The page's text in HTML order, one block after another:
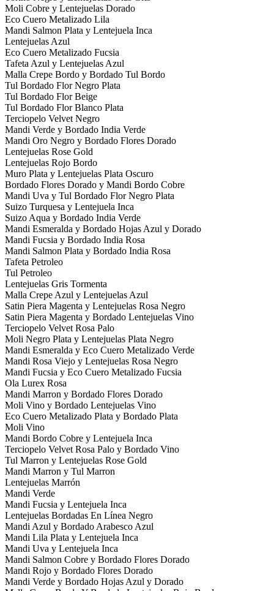
Moli Cobre y Lentejuelas Dorado
Eco Cuero Metalizado Lila
Mandi Salmon Plata y Lentejuela Inca
Lentejuelas Azul
Eco Cuero Metalizado Fucsia
Tafeta Azul y Lentejuelas Azul
Malla Crepe Bordo y Bordado Tul Bordo
Tul Bordado Flor Negro Plata
Tul Bordado Flor Beige
Tul Bordado Flor Blanco Plata
Terciopelo Velvet Negro
Mandi Verde y Bordado India Verde
Mandi Oro Negro y Bordado Flores Dorado
Lentejuelas Rose Gold
Lentejuelas Rojo Bordo
Muro Plata y Lentejuelas Plata Oscuro
Bordado Flores Dorado y Mandi Bordo Cobre
Mandi Uva y Tul Bordado Flor Negro Plata
Suizo Turquesa y Lentejuela Inca
Suizo Aqua y Bordado India Verde
Mandi Esmeralda y Bordado Hojas Azul y Dorado
Mandi Fucsia y Bordado India Rosa
Mandi Salmon Plata y Bordado India Rosa
Tafeta Petroleo
Tul Petroleo
Lentejuelas Gris Tormenta
Malla Crepe Azul y Lentejuelas Azul
Satin Piera Magenta y Lentejuelas Rosa Negro
Satin Piera Magenta y Bordado Lentejuelas Vino
Terciopelo Velvet Rosa Palo
Moli Negro Plata y Lentejuelas Plata Negro
Mandi Esmeralda y Eco Cuero Metalizado Verde
Mandi Rosa Viejo y Lentejuelas Rosa Negro
Mandi Fucsia y Eco Cuero Metalizado Fucsia
Ola Lurex Rosa
Mandi Marron y Bordado Flores Dorado
Moli Vino y Bordado Lentejuelas Vino
Eco Cuero Metalizado Plata y Bordado Plata
Moli Vino
Mandi Bordo Cobre y Lentejuela Inca
Terciopelo Velvet Rosa Palo y Bordado Vino
Tul Marron y Lentejuelas Rose Gold
Mandi Marron y Tul Marron
Lentejuelas Marrón
Mandi Verde
Mandi Fucsia y Lentejuela Inca
Lentejuelas Bordadas En Línea Negro
Mandi Azul y Bordado Arabesco Azul
Mandi Lila Plata y Lentejuela Inca
Mandi Uva y Lentejuela Inca
Mandi Salmon Cobre y Bordado Flores Dorado
Mandi Rojo y Bordado Flores Dorado
Mandi Verde y Bordado Hojas Azul y Dorado